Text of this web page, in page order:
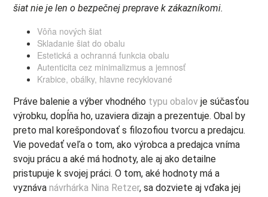
šiat nie je len o bezpečnej preprave k zákazníkomi.
Vôňa nových šiat
Skladanie šiat do obalu
Estetická a ochranná funkcia obalu
Autenticita cez minimalizmus a jemnosť
Krabice, obálky, hlavne recyklované
Práve balenie a výber vhodného typu obalov je súčasťou
výrobku, dopĺňa ho, uzaviera dizajn a prezentuje. Obal by
preto mal korešpondovať s filozofiou tvorcu a predajcu.
Vie povedať veľa o tom, ako výrobca a predajca vníma
svoju prácu a aké má hodnoty, ale aj ako detailne
pristupuje k svojej práci. O tom, aké hodnoty má a
vyznáva návrhárka Nina Retzer, sa dozviete aj vďaka jej